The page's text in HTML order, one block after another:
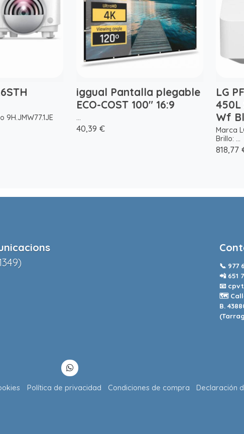
9H.JMW77.1JE
iggual Pantalla plegable
ECO-COST 100" 16:9
...
40,39 €
LG
450L
Wf
Marca
Brillo: ...
818,77
📞 977
📲 651
📧
🗺️
B.
Política de privacidad Condiciones de compra Declaración